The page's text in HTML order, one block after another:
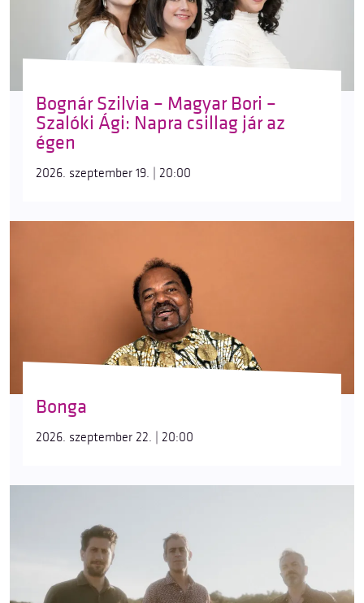
Bognár Szilvia – Magyar Bori –
Szalóki Ági: Napra csillag jár az
égen
2026. szeptember 19. | 20:00
Bonga
2026. szeptember 22. | 20:00